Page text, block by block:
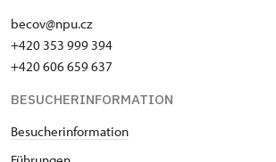
becov@npu.cz
+420 353 999 394
+420 606 659 637
BESUCHERINFORMATION
Besucherinformation